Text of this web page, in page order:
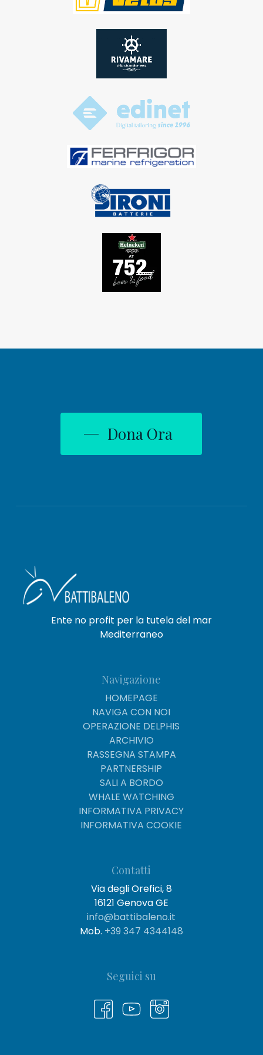
Dona Ora
Ente no profit per la tutela del mar
Mediterraneo
Navigazione
HOMEPAGE
NAVIGA CON NOI
OPERAZIONE DELPHIS
ARCHIVIO
RASSEGNA STAMPA
PARTNERSHIP
SALI A BORDO
WHALE WATCHING
INFORMATIVA PRIVACY
INFORMATIVA COOKIE
Contatti
Via degli Orefici, 8
16121 Genova GE
info@battibaleno.it
Mob. +39 347 4344148
Seguici su